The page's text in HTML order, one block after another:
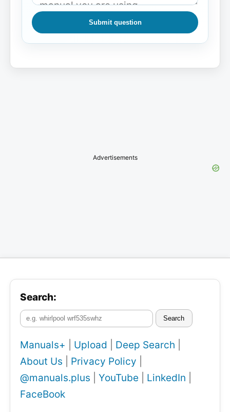
Submit question
Advertisements
Search:
Search
Manuals+ Upload Deep Search
About Us
Privacy Policy
@manuals.plus
YouTube LinkedIn
FaceBook